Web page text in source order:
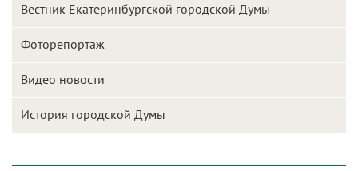
Вестник Екатеринбургской городской Думы
Фоторепортаж
Видео новости
История городской Думы